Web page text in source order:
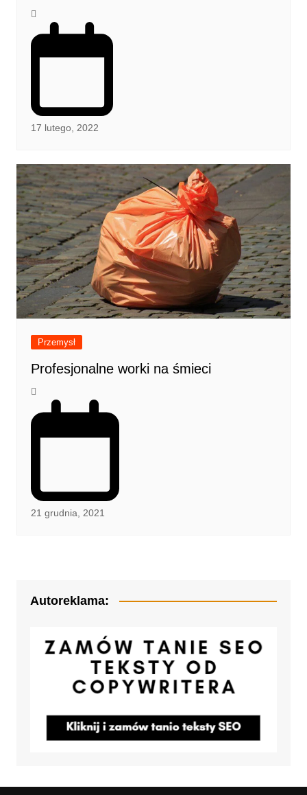
17 lutego, 2022
Przemysł
Profesjonalne worki na śmieci
21 grudnia, 2021
Autoreklama: